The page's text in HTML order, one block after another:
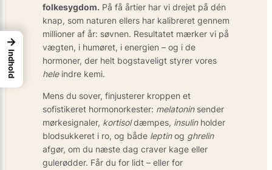
folkesygdom. På få årtier har vi drejet på dén
knap, som naturen ellers har kalibreret gennem
millioner af år: søvnen. Resultatet mærker vi på
vægten, i humøret, i energien – og i de
hormoner, der helt bogstaveligt styrer vores
heleindre kemi.
Mens du sover, finjusterer kroppen et
sofistikeret hormonorkester: melatoninsender
mørkesignaler, kortisoldæmpes, insulinholder
blodsukkeret i ro, og både leptinog ghrelin
afgør, om du næste dag craver kage eller
gulerødder. Får du for lidt – eller for
→
Indhold